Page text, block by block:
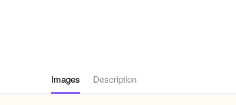
Images Description